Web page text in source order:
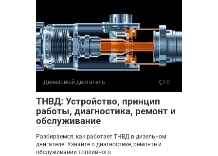
Дизельный двигатель 0
ТНВД: Устройство, принцип
работы, диагностика, ремонт и
обслуживание
Разбираемся, как работает ТНВД в дизельном
двигателе! Узнайте о диагностике, ремонте и
обслуживании топливного